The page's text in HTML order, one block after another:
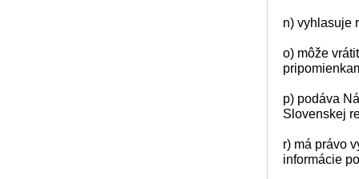
n) vyhlasuje
o) môže
p) podáva
Slovenskej
r) má právo
informácie